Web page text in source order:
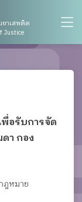
าเสพติด
Justice
อรับการจัด
า กอง
ฎหมาย